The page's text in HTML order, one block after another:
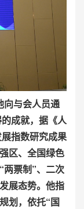
向与会人员通
成就，据《人
指数研究成果
区、全国绿色
两票制”、二次
展态势。他指
划，依托“国